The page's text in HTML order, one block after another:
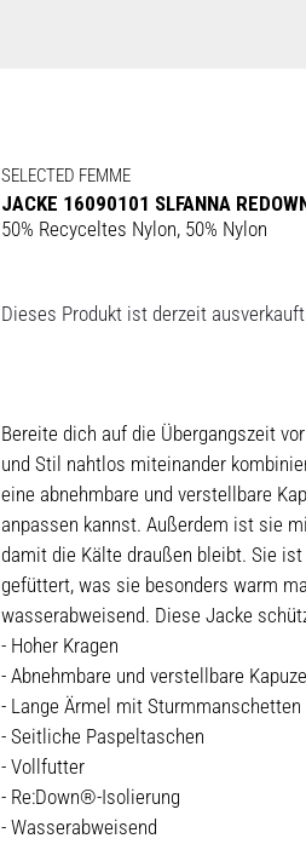
SELECTED FEMME
JACKE 16090101 SLFANNA
50% Recyceltes Nylon, 50% Nylon
Dieses Produkt ist derzeit
Bereite dich auf die Übergangszeit
und Stil nahtlos miteinander
eine abnehmbare und verstellbare
anpassen kannst. Außerdem ist sie
damit die Kälte draußen bleibt. Sie
gefüttert, was sie besonders warm
wasserabweisend. Diese Jacke
- Hoher Kragen
- Abnehmbare und verstellbare Kapuze
- Lange Ärmel mit Sturmmanschetten
- Seitliche Paspeltaschen
- Vollfutter
- Re:Down®-Isolierung
- Wasserabweisend